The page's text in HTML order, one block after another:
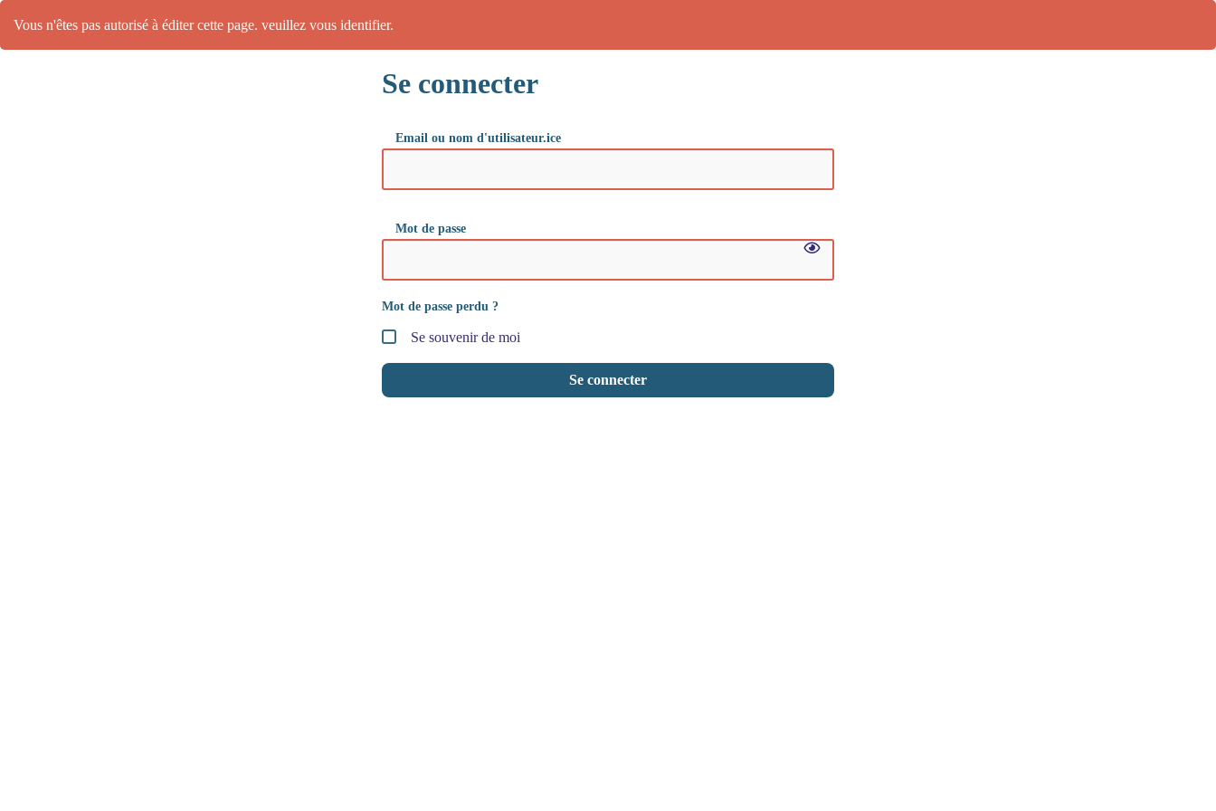
Vous n'êtes pas autorisé à éditer cette page. veuillez vous identifier.
Se connecter
Email ou nom d'utilisateur.ice
Mot de passe
Mot de passe perdu ?
Se souvenir de moi
Se connecter